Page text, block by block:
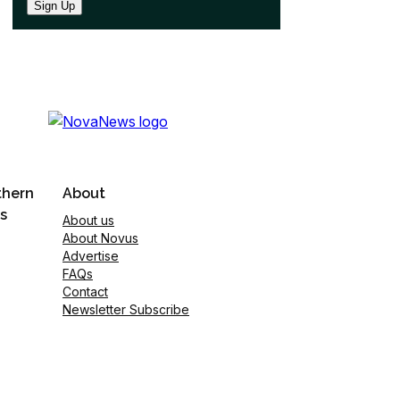
Sign Up
About
About us
About Novus
Advertise
FAQs
Contact
Newsletter Subscribe